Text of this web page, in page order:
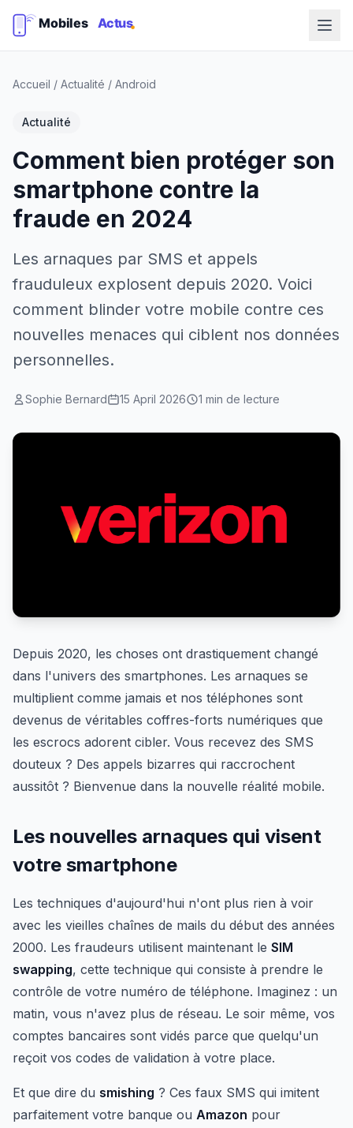
Accueil / Actualité / Android
Actualité
Comment bien protéger son
smartphone contre la
fraude en 2024
Les arnaques par SMS et appels
frauduleux explosent depuis 2020. Voici
comment blinder votre mobile contre ces
nouvelles menaces qui ciblent nos données
personnelles.
Sophie Bernard 15 April 2026 1 min de lecture
Depuis 2020, les choses ont drastiquement changé
dans l'univers des smartphones. Les arnaques se
multiplient comme jamais et nos téléphones sont
devenus de véritables coffres-forts numériques que
les escrocs adorent cibler. Vous recevez des SMS
douteux ? Des appels bizarres qui raccrochent
aussitôt ? Bienvenue dans la nouvelle réalité mobile.
Les nouvelles arnaques qui visent
votre smartphone
Les techniques d'aujourd'hui n'ont plus rien à voir
avec les vieilles chaînes de mails du début des années
2000. Les fraudeurs utilisent maintenant le SIM
swapping, cette technique qui consiste à prendre le
contrôle de votre numéro de téléphone. Imaginez : un
matin, vous n'avez plus de réseau. Le soir même, vos
comptes bancaires sont vidés parce que quelqu'un
reçoit vos codes de validation à votre place.
Et que dire du smishing ? Ces faux SMS qui imitent
parfaitement votre banque ou Amazon pour